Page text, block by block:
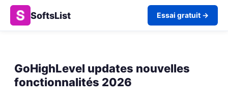
SoftsList Essai gratuit →
GoHighLevel updates nouvelles
fonctionnalités 2026